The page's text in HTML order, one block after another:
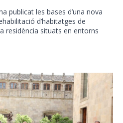
publicat les bases d’una nova
d’habitatges de
residència situats en entorns